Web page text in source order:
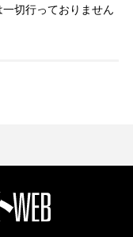
切行っておりません